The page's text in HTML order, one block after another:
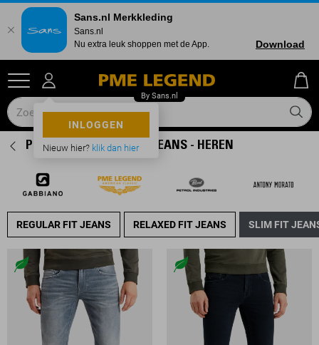
INLOGGEN
Nieuw hier? klik dan hier
PME LEGEND SLIM FIT JEANS - HEREN
REGULAR FIT JEANS RELAXED FIT JEANS SLIM FIT
Sans.nl Merkkleding
Sans.nl
Nu extra leuk shoppen met de App.
Download